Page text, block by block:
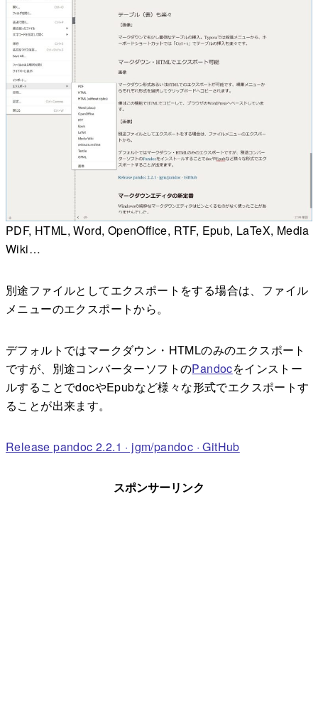
PDF, HTML, Word, OpenOffice, RTF, Epub, LaTeX, Media
Wiki…
別途ファイルとしてエクスポートをする場合は、ファイル
メニューのエクスポートから。
デフォルトではマークダウン・HTMLのみのエクスポート
ですが、別途コンバーターソフトのPandocをインストー
ルすることでdocやEpubなど様々な形式でエクスポートす
ることが出来ます。
Release pandoc 2.2.1 · jgm/pandoc · GitHub
スポンサーリンク